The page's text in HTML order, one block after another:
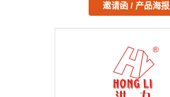
邀请函 / 产品海报